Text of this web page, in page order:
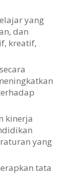
yang
dan
kreatif,
kinerja
yang
tata